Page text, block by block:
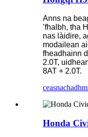
Anns na
’fhalbh, tha
nas làidire,
modailean
fheadhainn
2.0T,
8AT + 2.0T.
ceasnachadh
Honda